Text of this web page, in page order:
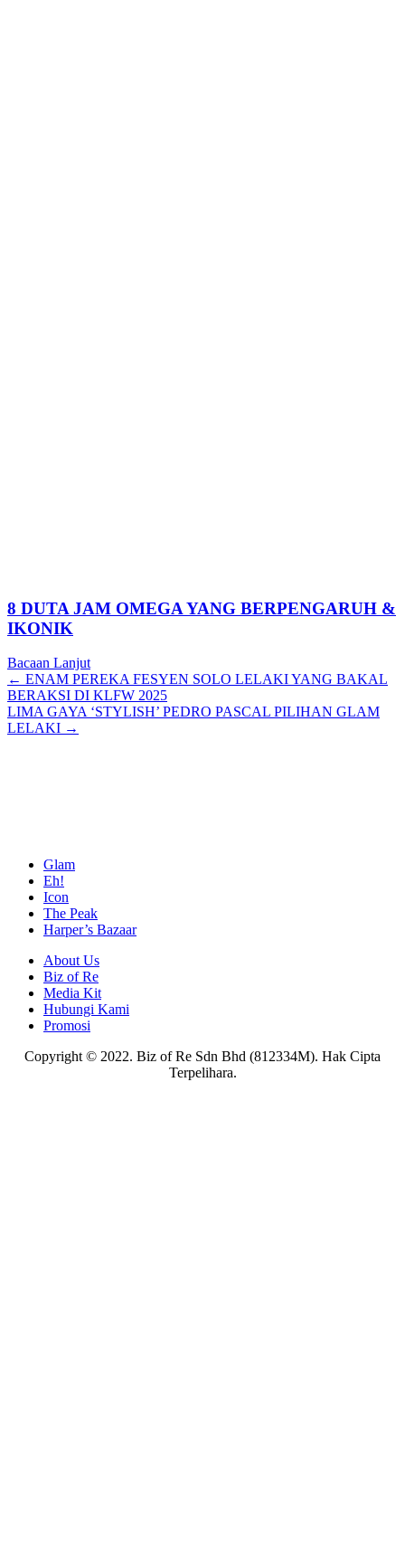
8 DUTA JAM OMEGA YANG BERPENGARUH &
IKONIK
Bacaan Lanjut
Posts
navigation
← ENAM PEREKA FESYEN SOLO LELAKI YANG BAKAL
BERAKSI DI KLFW 2025
LIMA GAYA ‘STYLISH’ PEDRO PASCAL PILIHAN GLAM
LELAKI →
Glam
Eh!
Icon
The Peak
Harper’s Bazaar
About Us
Biz of Re
Media Kit
Hubungi Kami
Promosi
Copyright © 2022. Biz of Re Sdn Bhd (812334M). Hak Cipta
Terpelihara.